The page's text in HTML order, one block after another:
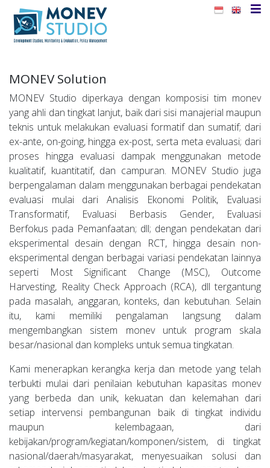
MONEV Solution
MONEV Studio diperkaya dengan komposisi tim monev
yang ahli dan tingkat lanjut, baik dari sisi manajerial maupun
teknis untuk melakukan evaluasi formatif dan sumatif; dari
ex-ante, on-going, hingga ex-post, serta meta evaluasi; dari
proses hingga evaluasi dampak menggunakan metode
kualitatif, kuantitatif, dan campuran. MONEV Studio juga
berpengalaman dalam menggunakan berbagai pendekatan
evaluasi mulai dari Analisis Ekonomi Politik, Evaluasi
Transformatif, Evaluasi Berbasis Gender, Evaluasi
Berfokus pada Pemanfaatan; dll; dengan pendekatan dari
eksperimental desain dengan RCT, hingga desain non-
eksperimental dengan berbagai variasi pendekatan lainnya
seperti Most Significant Change (MSC), Outcome
Harvesting, Reality Check Approach (RCA), dll tergantung
pada masalah, anggaran, konteks, dan kebutuhan. Selain
itu, kami memiliki pengalaman langsung dalam
mengembangkan sistem monev untuk program skala
besar/nasional dan kompleks untuk semua tingkatan.
Kami menerapkan kerangka kerja dan metode yang telah
terbukti mulai dari penilaian kebutuhan kapasitas monev
yang berbeda dan unik, kekuatan dan kelemahan dari
setiap intervensi pembangunan baik di tingkat individu
maupun kelembagaan, dari
kebijakan/program/kegiatan/komponen/sistem, di tingkat
nasional/daerah/masyarakat, menyesuaikan solusi dan